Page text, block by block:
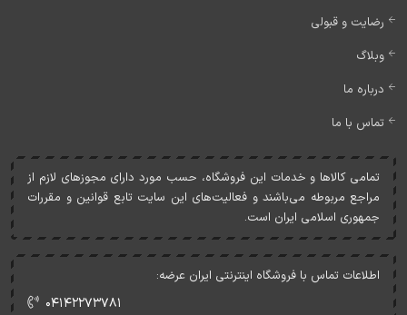
رضایت و قبولی
وبلاگ
درباره ما
تماس با ما
تمامی کالاها و خدمات اين فروشگاه، حسب مورد دارای مجوزهای لازم از
مراجع مربوطه می‌باشند و فعاليت‌های اين سايت تابع قوانين و مقررات
جمهوری اسلامی ايران است.
اطلاعات تماس با فروشگاه اینترنتی ایران عرضه:
۰۴۱۴۲۲۷۳۷۸۱